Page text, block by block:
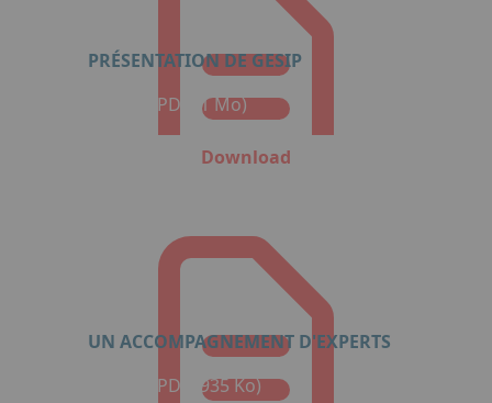
PRÉSENTATION DE GESIP
Format: PDF (1 Mo)
Download
UN ACCOMPAGNEMENT D'EXPERTS
Format: PDF (935 Ko)